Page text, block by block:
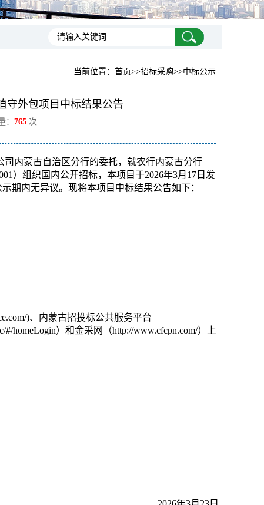
当前位置： 首页>>招标采购>>中标公示
守外包项目中标结果公告
765次
内蒙古自治区分行的委托，就农行内蒙古分行
）组织国内公开招标，本项目于2026年3月17日发
期内无异议。现将本项目中标结果公告如下：
)、内蒙古招投标公共服务平台
#/homeLogin）和金采网（http://www.cfcpn.com/）上